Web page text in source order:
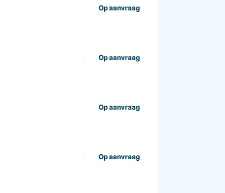
Op aanvraag
Op aanvraag
Op aanvraag
Op aanvraag